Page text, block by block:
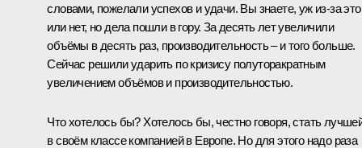
словами, пожелали успехов и удачи. Вы знаете, уж из‑за
или нет, но дела пошли в гору. За десять лет увеличили
объёмы в десять раз, производительность – и того больше.
Сейчас решили ударить по кризису полуторакратным
увеличением объёмов и производительностью.
Что хотелось бы? Хотелось бы, честно говоря, стать
в своём классе компанией в Европе. Но для этого надо раза